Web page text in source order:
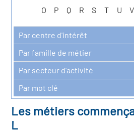
les métiers
clés métiers et
lieu d'information ou
des métiers en
des transitions
de l'Economie
Solidaire (ESS)
O
P Q R S T U V
Par centre d'intérêt
Par famille de métier
Par secteur d'activité
Par mot clé
Les métiers
L